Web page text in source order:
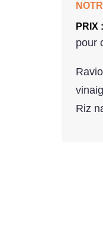
PRIX :
pour
Riz